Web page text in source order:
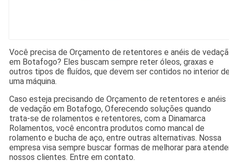
Você precisa de Orçamento de retentores e anéis de
em Botafogo? Eles buscam sempre reter óleos, graxas e
outros tipos de fluídos, que devem ser contidos no interior
uma máquina.
Caso esteja precisando de Orçamento de retentores e anéis
de vedação em Botafogo, Oferecendo soluções quando
trata-se de rolamentos e retentores, com a Dinamarca
Rolamentos, você encontra produtos como mancal de
rolamento e bucha de aço, entre outras alternativas. Nossa
empresa visa sempre buscar formas de melhorar para
nossos clientes. Entre em contato.